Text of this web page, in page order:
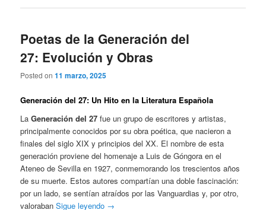
Poetas de la Generación del
27: Evolución y Obras
Posted on11 marzo, 2025
Generación del 27: Un Hito en la Literatura Española
LaGeneración del 27 fue un grupo de escritores y artistas,
principalmente conocidos por su obra poética, que nacieron a
finales del siglo XIX y principios del XX. El nombre de esta
generación proviene del homenaje a Luis de Góngora en el
Ateneo de Sevilla en 1927, conmemorando los trescientos años
de su muerte. Estos autores compartían una doble fascinación:
por un lado, se sentían atraídos por las Vanguardias y, por otro,
valorabanSigue leyendo →